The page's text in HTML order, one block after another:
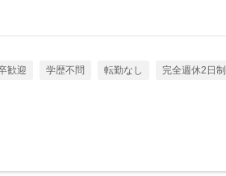
歓迎 学歴不問 転勤なし 完全週休2日制